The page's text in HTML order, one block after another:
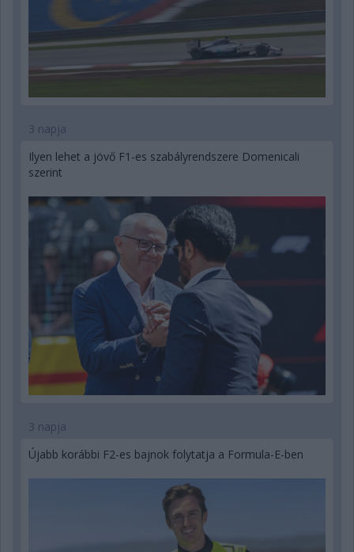
3 napja
Ilyen lehet a jövő F1-es szabályrendszere Domenicali
szerint
3 napja
Újabb korábbi F2-es bajnok folytatja a Formula-E-ben